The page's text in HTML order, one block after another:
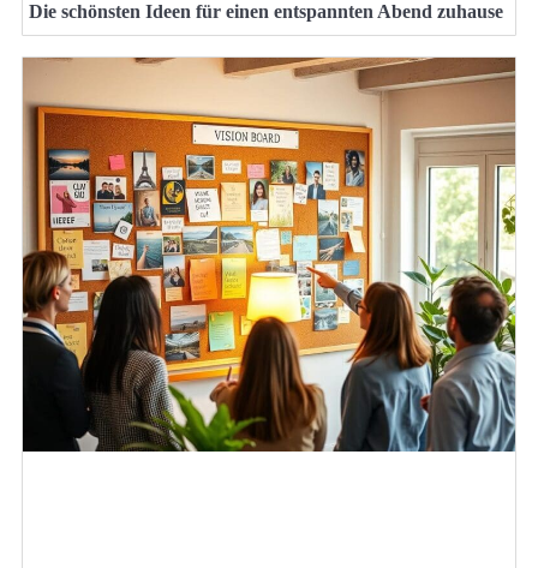
Die schönsten Ideen für einen entspannten Abend zuhause